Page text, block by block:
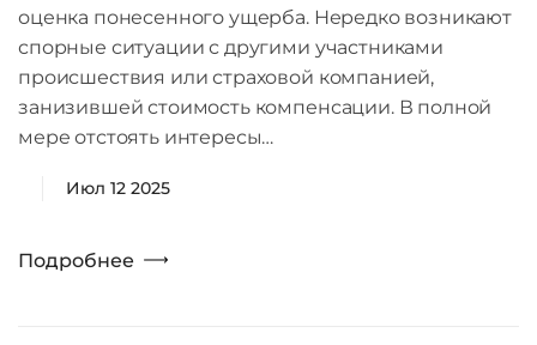
оценка понесенного ущерба. Нередко возникают
спорные ситуации с другими участниками
происшествия или страховой компанией,
занизившей стоимость компенсации. В полной
мере отстоять интересы…
Июл 12 2025
Подробнее